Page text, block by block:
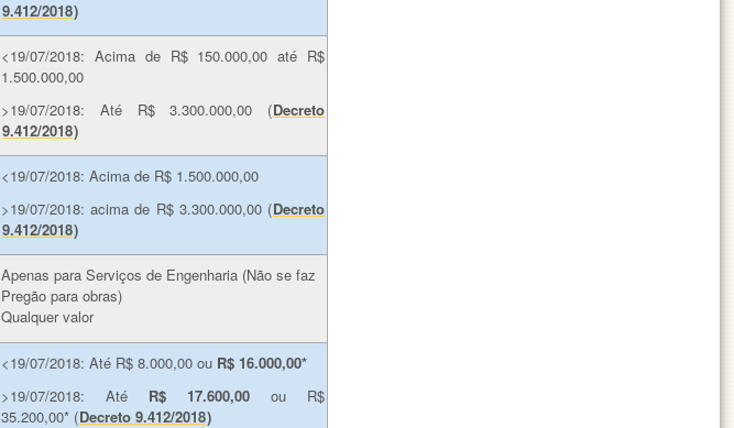
9.412/2018)
<19/07/2018: Acima de R$ 150.000,00 até R$
1.500.000,00
>19/07/2018: Até R$ 3.300.000,00 (Decreto
9.412/2018)
<19/07/2018: Acima de R$ 1.500.000,00
>19/07/2018: acima de R$ 3.300.000,00 (Decreto
9.412/2018)
Apenas para Serviços de Engenharia (Não se faz
Pregão para obras)
Qualquer valor
<19/07/2018: Até R$ 8.000,00 ou R$ 16.000,00*
>19/07/2018: Até R$ 17.600,00 ou R$
35.200,00* (Decreto 9.412/2018)